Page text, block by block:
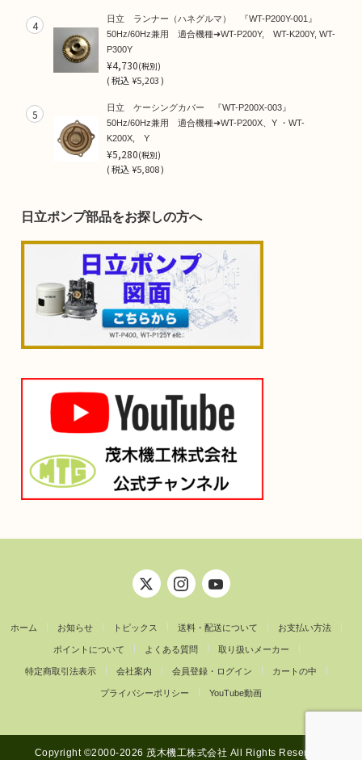
4
日立 ランナー（ハネグルマ） 『WT-P200Y-001』
50Hz/60Hz兼用 適合機種➜WT-P200Y, WT-K200Y, WT-
P300Y
¥4,730(税別)
(税込¥5,203 )
5
日立 ケーシングカバー 『WT-P200X-003』
50Hz/60Hz兼用 適合機種➜WT-P200X、Y ・WT-
K200X, Y
¥5,280(税別)
(税込¥5,808 )
日立ポンプ部品をお探しの方へ
ホーム お知らせ トピックス 送料・配送について お支払い方法
ポイントについて よくある質問 取り扱いメーカー
特定商取引法表示 会社案内 会員登録・ログイン カートの中
プライバシーポリシー YouTube動画
Copyright ©︎2000-2026 茂木機工株式会社 All Rights Reserved.